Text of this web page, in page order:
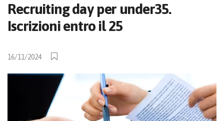
Recruiting day per under35.
Iscrizioni entro il 25
16/11/2024